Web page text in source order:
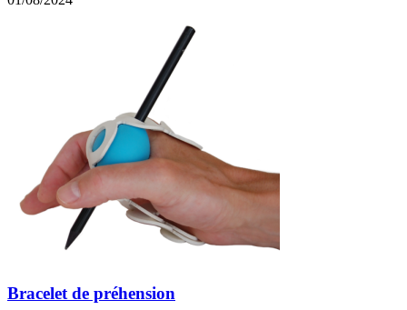
Bracelet de préhension